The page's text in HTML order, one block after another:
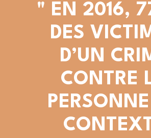
" EN 2016,
DES
D’UN
CONTRE